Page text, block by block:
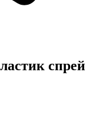
спрей